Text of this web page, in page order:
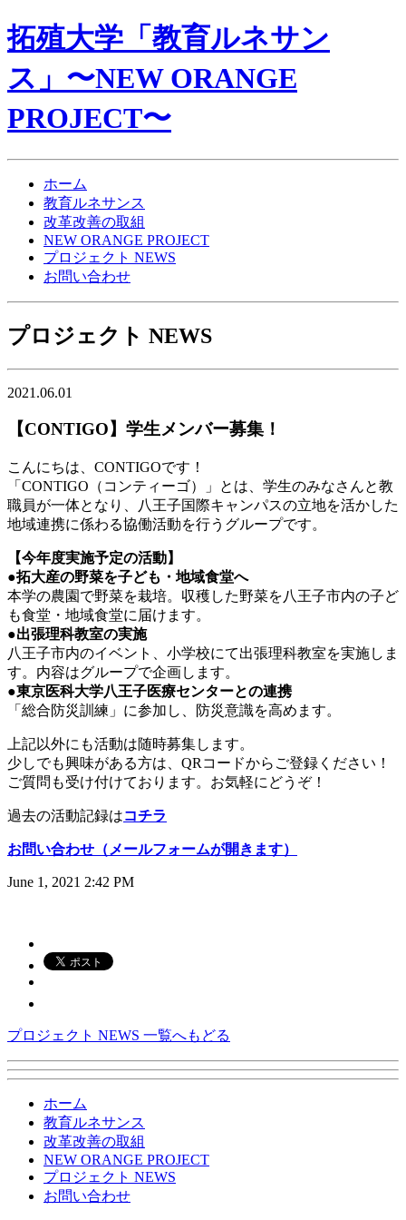
拓殖大学「教育ルネサン
ス」〜NEW ORANGE
PROJECT〜
ホーム
教育ルネサンス
改革改善の取組
NEW ORANGE PROJECT
プロジェクト NEWS
お問い合わせ
プロジェクト NEWS
2021.06.01
【CONTIGO】学生メンバー募集！
こんにちは、CONTIGOです！
「CONTIGO（コンティーゴ）」とは、学生のみなさんと教
職員が一体となり、八王子国際キャンパスの立地を活かした
地域連携に係わる協働活動を行うグループです。
【今年度実施予定の活動】
●拓大産の野菜を子ども・地域食堂へ
本学の農園で野菜を栽培。収穫した野菜を八王子市内の子ど
も食堂・地域食堂に届けます。
●出張理科教室の実施
八王子市内のイベント、小学校にて出張理科教室を実施しま
す。内容はグループで企画します。
●東京医科大学八王子医療センターとの連携
「総合防災訓練」に参加し、防災意識を高めます。
上記以外にも活動は随時募集します。
少しでも興味がある方は、QRコードからご登録ください！
ご質問も受け付けております。お気軽にどうぞ！
過去の活動記録はコチラ
お問い合わせ（メールフォームが開きます）
June 1, 2021 2:42 PM
プロジェクト NEWS 一覧へもどる
ホーム
教育ルネサンス
改革改善の取組
NEW ORANGE PROJECT
プロジェクト NEWS
お問い合わせ